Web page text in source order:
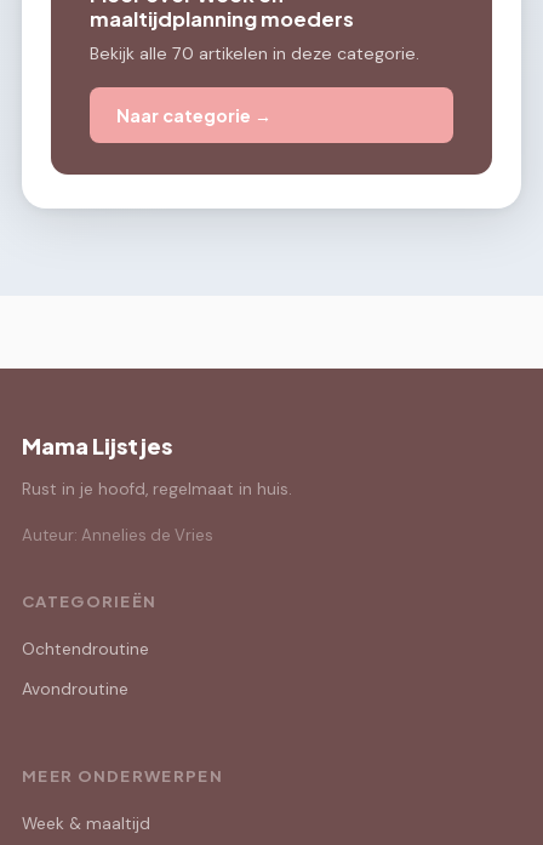
maaltijdplanning moeders
Bekijk alle 70 artikelen in deze categorie.
Naar categorie →
Mama Lijstjes
Rust in je hoofd, regelmaat in huis.
Auteur: Annelies de Vries
CATEGORIEËN
Ochtendroutine
Avondroutine
MEER ONDERWERPEN
Week & maaltijd